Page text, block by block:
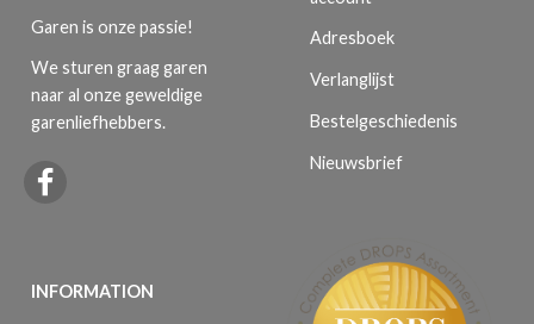
Garen is onze passie!
We sturen graag garen
naar al onze geweldige
garenliefhebbers.
INFORMATION
Adresboek
Verlanglijst
Bestelgeschiedenis
Nieuwsbrief